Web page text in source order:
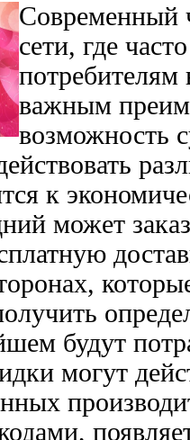
Современный
сети, где
важным
возможность
к
может
будут
могут